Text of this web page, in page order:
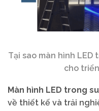
Tại sao màn hình
cho
Màn hình LED trong
về thiết kế và trải